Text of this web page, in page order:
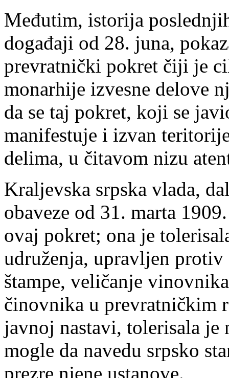
Međutim, istorija
događaji od 28. juna,
prevratnički pokret čiji je
monarhije izvesne delove
da se taj pokret, koji se
manifestuje i izvan
delima, u čitavom nizu
Kraljevska srpska vlada,
obaveze od 31. marta
ovaj pokret; ona je
udruženja, upravljen
štampe, veličanje
činovnika u prevratničkim
javnoj nastavi, tolerisala je
mogle da navedu srpsko
prezre njene ustanove.